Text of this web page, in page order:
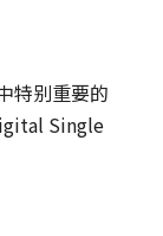
特别重要的
Single